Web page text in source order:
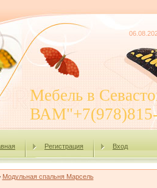
Мебель в
Регистрация Вход
Модульная спальня Марсель